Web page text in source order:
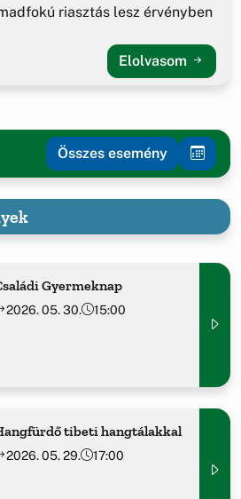
riasztás lesz érvényben
Elolvasom
Összes esemény
Gyermeknap
2026. 05. 30. 15:00
tibeti hangtálakkal
2026. 05. 29. 17:00